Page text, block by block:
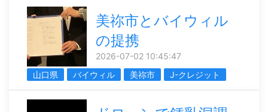
美祢市とバイウィル
の提携
2026-07-02 10:45:47
山口県
バイウィル 美祢市 J-クレジット